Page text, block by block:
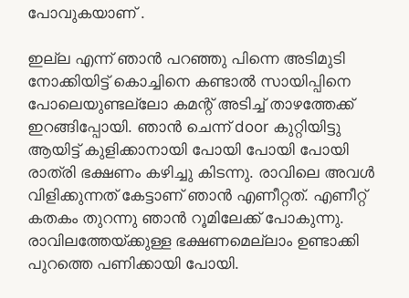
പോവുകയാണ് .
ഇല്ല എന്ന് ഞാൻ പറഞ്ഞു പിന്നെ അടിമുടി
നോക്കിയിട്ട് കൊച്ചിനെ കണ്ടാൽ സായിപ്പിനെ
പോലെയുണ്ടല്ലോ കമന്റ് അടിച്ച് താഴത്തേക്ക്
ഇറങ്ങിപ്പോയി. ഞാൻ ചെന്ന് door കുറ്റിയിട്ടു
ആയിട്ട് കുളിക്കാനായി പോയി പോയി പോയി
രാത്രി ഭക്ഷണം കഴിച്ചു കിടന്നു. രാവിലെ അവൾ
വിളിക്കുന്നത് കേട്ടാണ് ഞാൻ എണീറ്റത്. എണീറ്റ്
കതകം തുറന്നു ഞാൻ റൂമിലേക്ക് പോകുന്നു.
രാവിലത്തേയ്ക്കുള്ള ഭക്ഷണമെല്ലാം ഉണ്ടാക്കി
പുറത്തെ പണിക്കായി പോയി.